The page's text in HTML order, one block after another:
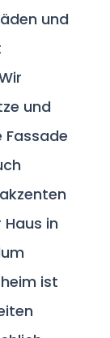
und
und
in
ist